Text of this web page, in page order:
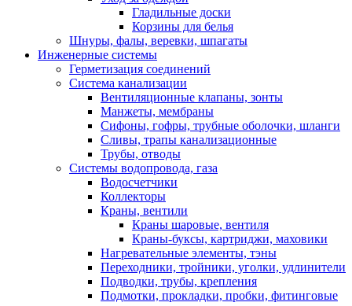
Гладильные доски
Корзины для белья
Шнуры, фалы, веревки, шпагаты
Инженерные системы
Герметизация соединений
Система канализации
Вентиляционные клапаны, зонты
Манжеты, мембраны
Сифоны, гофры, трубные оболочки, шланги
Сливы, трапы канализационные
Трубы, отводы
Системы водопровода, газа
Водосчетчики
Коллекторы
Краны, вентили
Краны шаровые, вентиля
Краны-буксы, картриджи, маховики
Нагревательные элементы, тэны
Переходники, тройники, уголки, удлинители
Подводки, трубы, крепления
Подмотки, прокладки, пробки, фитинговые